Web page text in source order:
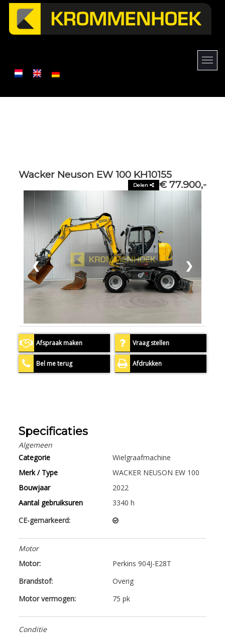
Wacker Neuson EW 100 KH10155
€ 77.900,-
Delen
❮ ❯
Afspraak maken Vraag stellen
Bel me terug Afdrukken
Specificaties
Algemeen
Categorie
Wielgraafmachine
Merk / Type
WACKER NEUSON EW 100
Bouwjaar
2022
Aantal gebruiksuren
3340 h
CE-gemarkeerd:
Motor
Motor:
Perkins 904J-E28T
Brandstof:
Overig
Motor vermogen:
75 pk
Conditie